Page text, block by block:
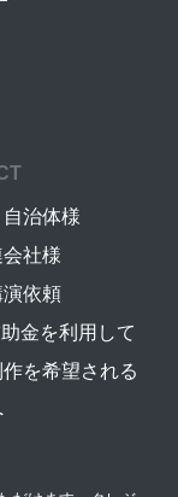
治体様
社様
依頼
金を利用して
を希望される